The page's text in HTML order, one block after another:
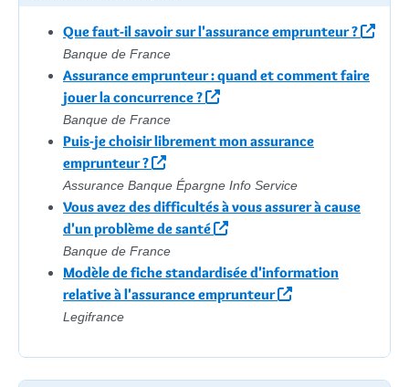
Que faut-il savoir sur l'assurance emprunteur ?
Banque de France
Assurance emprunteur : quand et comment faire
jouer la concurrence ?
Banque de France
Puis-je choisir librement mon assurance
emprunteur ?
Assurance Banque Épargne Info Service
Vous avez des difficultés à vous assurer à cause
d'un problème de santé
Banque de France
Modèle de fiche standardisée d'information
relative à l'assurance emprunteur
Legifrance